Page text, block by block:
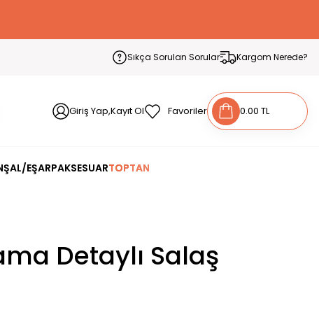
Sıkça Sorulan Sorular Kargom Nerede?
Giriş Yap,Kayıt Ol Favoriler 0.00 TL
ŞAL/EŞARPAKSESUARTOPTAN
Detaylı Salaş